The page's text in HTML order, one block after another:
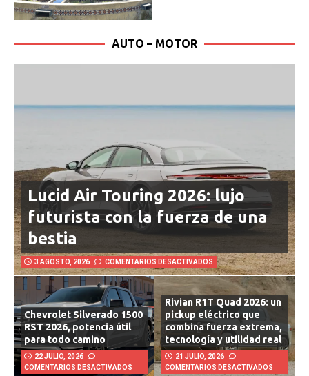
Lucid Air Touring 2026: lujo
futurista con la fuerza de una
bestia
3 AGOSTO, 2026 COMENTARIOS DESACTIVADOS
Chevrolet Silverado 1500
RST 2026, potencia útil
para todo camino
22 JULIO, 2026
Rivian R1T Quad 2026: un
pickup eléctrico que
combina fuerza extrema,
tecnología y utilidad real
21 JULIO, 2026